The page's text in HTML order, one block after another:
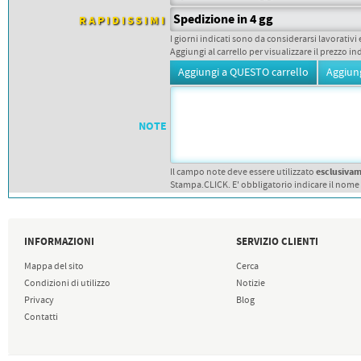
DORSALI TARGHE
RAPIDISSIMI Spedizione in 4 gg
I giorni indicati sono da considerarsi
Aggiungi al carrello per visualizzare il prezzo
NOTE
Il campo note deve essere utilizzato
Stampa.CLICK. E' obbligatorio indicare il
INFORMAZIONI
Mappa del sito
Condizioni di utilizzo
Privacy
Contatti
SERVIZIO CLIENTI
Cerca
Notizie
Blog